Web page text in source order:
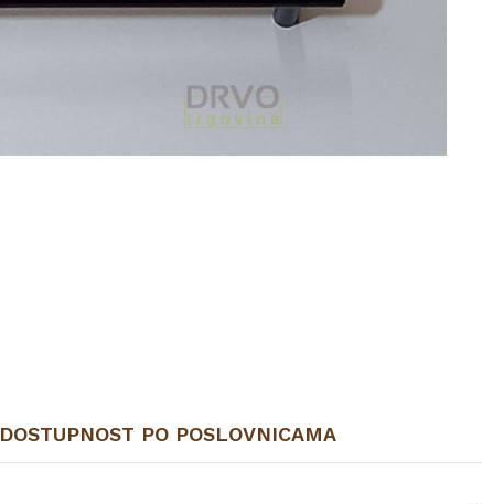
DOSTUPNOST PO POSLOVNICAMA